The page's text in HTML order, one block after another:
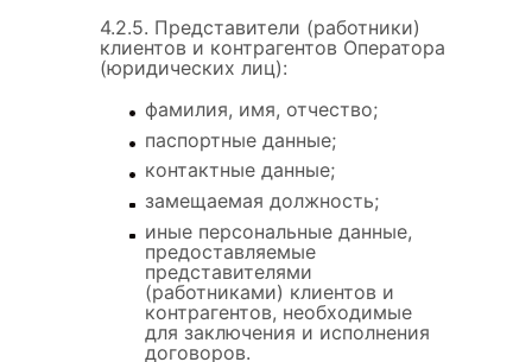
4.2.5. Представители (работники)
клиентов и контрагентов Оператора
(юридических лиц):
фамилия, имя, отчество;
паспортные данные;
контактные данные;
замещаемая должность;
иные персональные данные,
предоставляемые
представителями
(работниками) клиентов и
контрагентов, необходимые
для заключения и исполнения
договоров.